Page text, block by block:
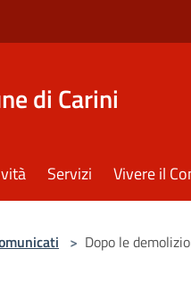
di Carini
Servizi Vivere il
> Dopo le